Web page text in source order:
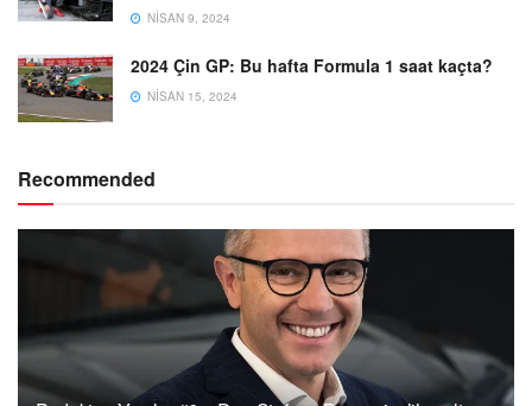
NISAN 9, 2024
2024 Çin GP: Bu hafta Formula 1 saat kaçta?
NISAN 15, 2024
Recommended